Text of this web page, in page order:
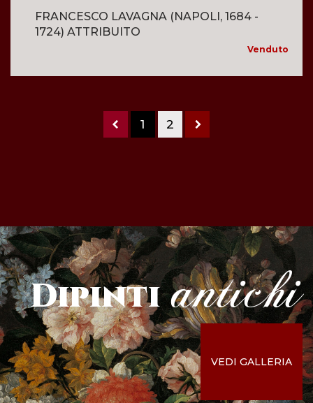
FRANCESCO LAVAGNA (NAPOLI, 1684 -
1724) ATTRIBUITO
Venduto
1 2
Dipinti antichi
VEDI GALLERIA